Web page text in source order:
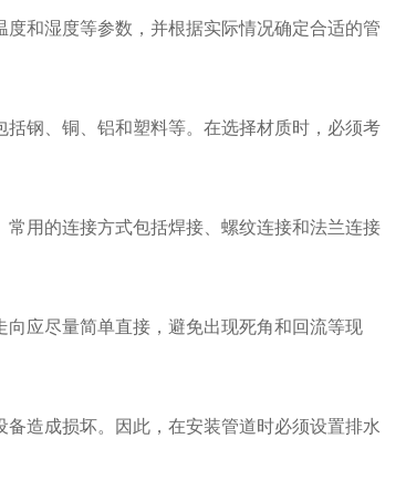
和湿度等参数，并根据实际情况确定合适的管
钢、铜、铝和塑料等。在选择材质时，必须考
用的连接方式包括焊接、螺纹连接和法兰连接
应尽量简单直接，避免出现死角和回流等现
造成损坏。因此，在安装管道时必须设置排水